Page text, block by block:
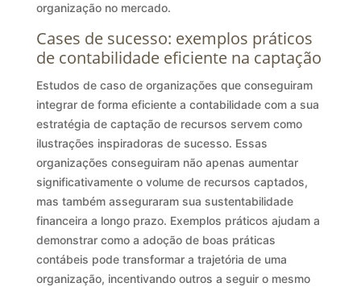
organização no mercado.
Cases de sucesso: exemplos práticos
de contabilidade eficiente na captação
Estudos de caso de organizações que conseguiram
integrar de forma eficiente a contabilidade com a sua
estratégia de captação de recursos servem como
ilustrações inspiradoras de sucesso. Essas
organizações conseguiram não apenas aumentar
significativamente o volume de recursos captados,
mas também asseguraram sua sustentabilidade
financeira a longo prazo. Exemplos práticos ajudam a
demonstrar como a adoção de boas práticas
contábeis pode transformar a trajetória de uma
organização, incentivando outros a seguir o mesmo